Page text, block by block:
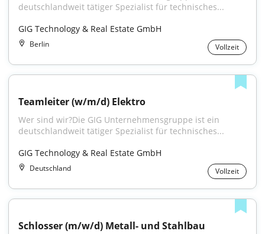
deutschlandweit tätiger Spezialist für technisches...
GIG Technology & Real Estate GmbH
Berlin Vollzeit
Teamleiter (w/m/d) Elektro
Wer sind wir?Die GIG Unternehmensgruppe ist ein
deutschlandweit tätiger Spezialist für technisches...
GIG Technology & Real Estate GmbH
Deutschland Vollzeit
Schlosser (m/w/d) Metall- und Stahlbau